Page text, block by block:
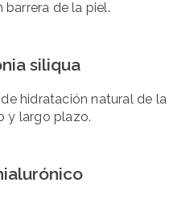
barrera de la piel.
siliqua
hidratación natural de la
y largo plazo.